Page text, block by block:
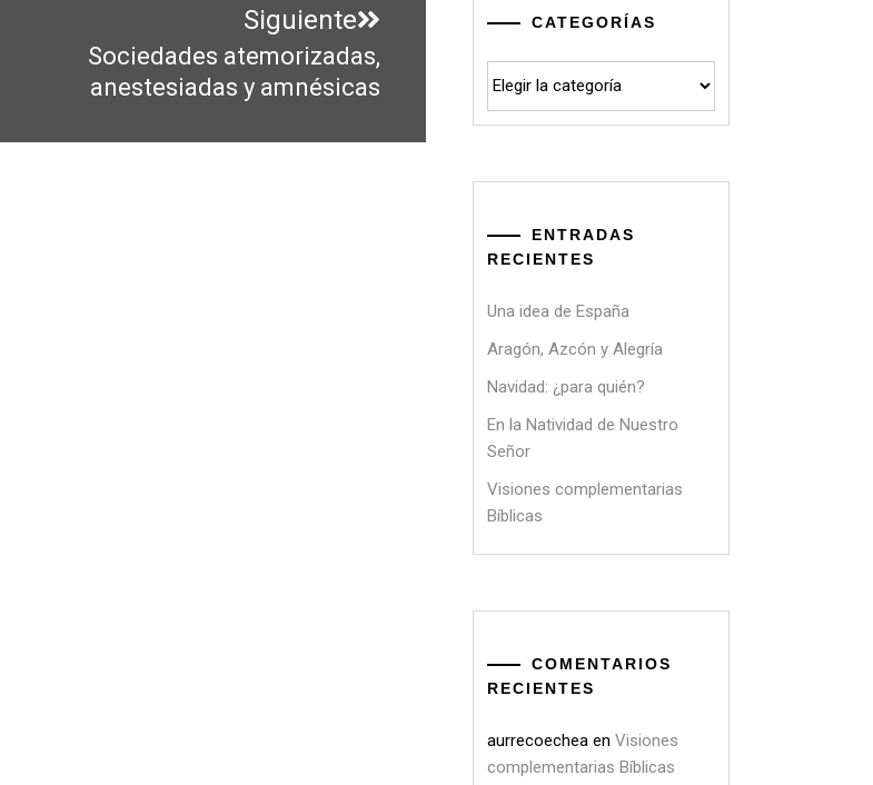
Siguiente
Entrada
siguiente:
Sociedades atemorizadas,
anestesiadas y amnésicas
CATEGORÍAS
ENTRADAS
RECIENTES
Una idea de España
Aragón, Azcón y Alegría
Navidad: ¿para quién?
En la Natividad de Nuestro
Señor
Visiones complementarias
Bíblicas
COMENTARIOS
RECIENTES
aurrecoechea en Visiones
complementarias Bíblicas